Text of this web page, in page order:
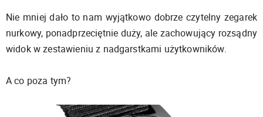
Nie mniej dało to nam wyjątkowo dobrze czytelny zegarek
nurkowy, ponadprzeciętnie duży, ale zachowujący rozsądny
widok w zestawieniu z nadgarstkami użytkowników.
A co poza tym?